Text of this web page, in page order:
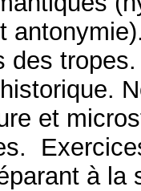
des
et
à